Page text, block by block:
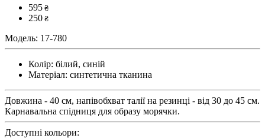
595 ₴
250 ₴
Модель: 17-780
Колір: білий, синій
Матеріал: синтетична тканина
Довжина - 40 см, напівобхват талії на резинці - від 30 до 45 см.
Карнавальна спідниця для образу морячки.
Доступні кольори: